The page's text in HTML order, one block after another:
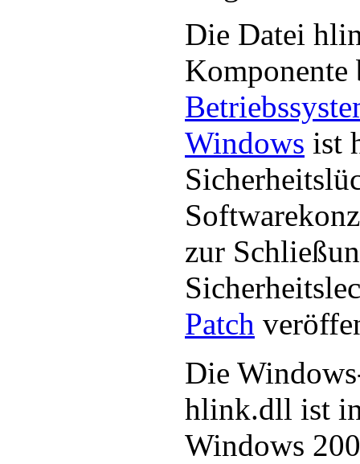
Die Datei
Komponente
Windows ist
zur
Patch
Die
hlink.dll ist
Windows